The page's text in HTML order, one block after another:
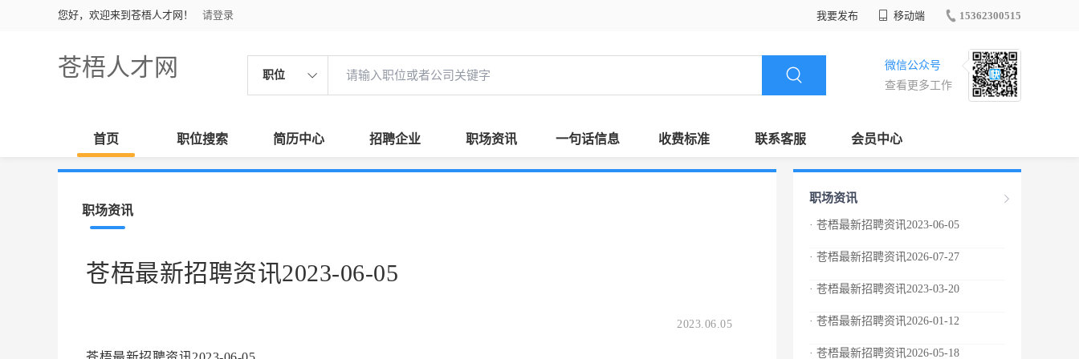
您好，欢迎来到苍梧人才网！ 请登录 我要发布 移动端 15362300515
苍梧人才网 职位
微信公众号
查看更多工作
首页 职位搜索 简历中心 招聘企业 职场资讯 一句话信息 收费标准 联系客服 会员中心
职场资讯
苍梧最新招聘资讯2023-06-05
2023.06.05
职场资讯
· 苍梧最新招聘资讯2023-06-05
· 苍梧最新招聘资讯2026-07-27
· 苍梧最新招聘资讯2023-03-20
· 苍梧最新招聘资讯2026-01-12
· 苍梧最新招聘资讯2026-05-18